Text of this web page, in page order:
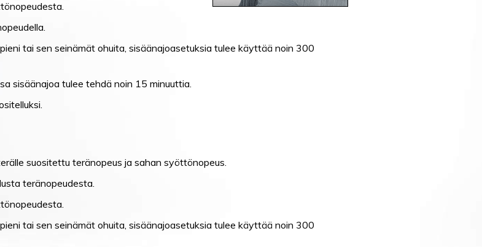
tai sen seinämät ohuita, sisäänajoasetuksia tulee käyttää noin 300
sisäänajoa tulee tehdä noin 15 minuuttia.
suositettu teränopeus ja sahan syöttönopeus.
teränopeudesta.
tai sen seinämät ohuita, sisäänajoasetuksia tulee käyttää noin 300